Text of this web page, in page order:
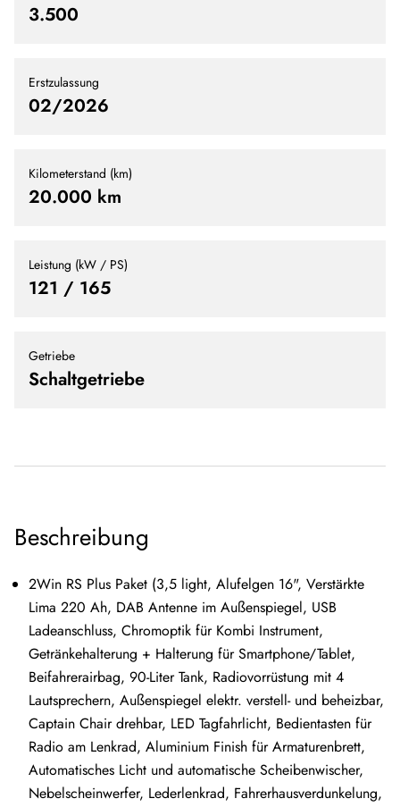
3.500
Erstzulassung
02/2026
Kilometerstand (km)
20.000 km
Leistung (kW / PS)
121 / 165
Getriebe
Schaltgetriebe
Beschreibung
2Win RS Plus Paket (3,5 light, Alufelgen 16", Verstärkte
Lima 220 Ah, DAB Antenne im Außenspiegel, USB
Ladeanschluss, Chromoptik für Kombi Instrument,
Getränkehalterung + Halterung für Smartphone/Tablet,
Beifahrerairbag, 90-Liter Tank, Radiovorrüstung mit 4
Lautsprechern, Außenspiegel elektr. verstell- und beheizbar,
Captain Chair drehbar, LED Tagfahrlicht, Bedientasten für
Radio am Lenkrad, Aluminium Finish für Armaturenbrett,
Automatisches Licht und automatische Scheibenwischer,
Nebelscheinwerfer, Lederlenkrad, Fahrerhausverdunkelung,